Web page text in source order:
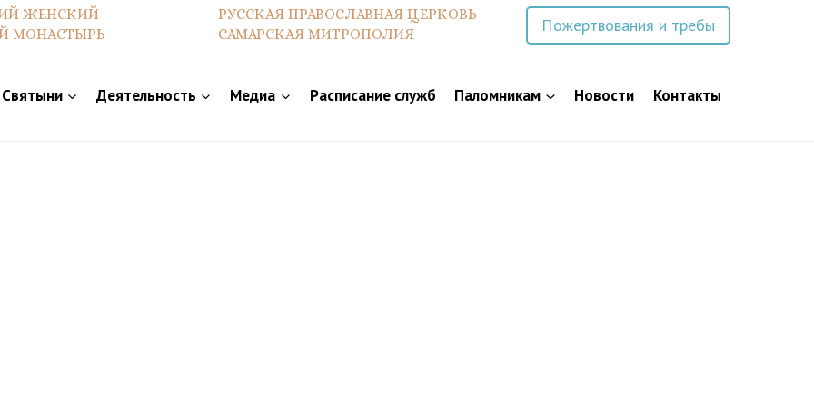
ЖЕНСКИЙ
МОНАСТЫРЬ
РУССКАЯ ПРАВОСЛАВНАЯ ЦЕРКОВЬ
САМАРСКАЯ МИТРОПОЛИЯ
Пожертвования и требы
Святыни Деятельность Медиа Расписание служб Паломникам Новости Контакты